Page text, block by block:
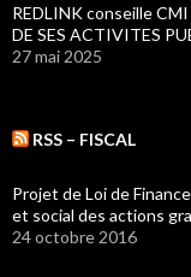
REDLINK conseille
DE SES ACTIVITES
27 mai 2025
RSS – FISCAL
Projet de Loi de
et social des actions
24 octobre 2016